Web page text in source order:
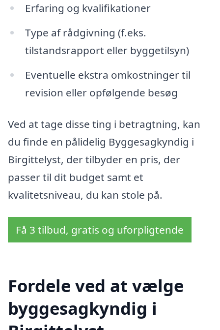
Erfaring og kvalifikationer
Type af rådgivning (f.eks.
tilstandsrapport eller byggetilsyn)
Eventuelle ekstra omkostninger til
revision eller opfølgende besøg
Ved at tage disse ting i betragtning, kan
du finde en pålidelig Byggesagkyndig i
Birgittelyst, der tilbyder en pris, der
passer til dit budget samt et
kvalitetsniveau, du kan stole på.
Få 3 tilbud, gratis og uforpligtende
Fordele ved at vælge
byggesagkyndig i